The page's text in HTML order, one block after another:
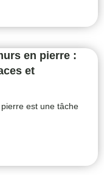
en pierre :
et
est une tâche